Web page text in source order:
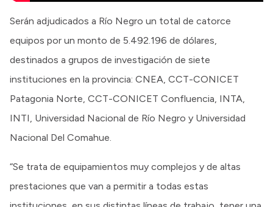
Serán adjudicados a Río Negro un total de catorce
equipos por un monto de 5.492.196 de dólares,
destinados a grupos de investigación de siete
instituciones en la provincia: CNEA, CCT-CONICET
Patagonia Norte, CCT-CONICET Confluencia, INTA,
INTI, Universidad Nacional de Río Negro y Universidad
Nacional Del Comahue.
“Se trata de equipamientos muy complejos y de altas
prestaciones que van a permitir a todas estas